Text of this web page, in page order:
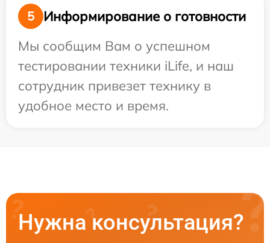
5
Информирование о готовности
Мы сообщим Вам о успешном
тестировании техники iLife, и наш
сотрудник привезет технику в
удобное место и время.
Нужна консультация?